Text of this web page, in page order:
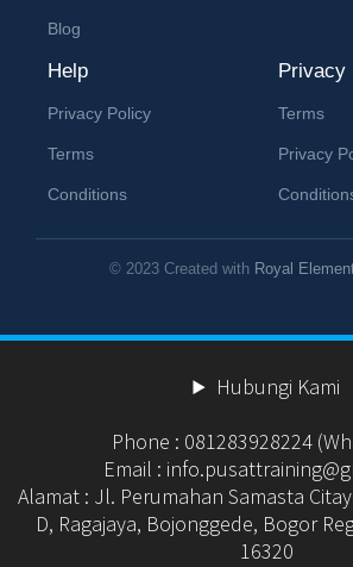
Blog
Help
Privacy Policy
Terms
Conditions
Privacy
Terms
Privacy
© 2023 Created with Royal
Hubungi Kami
Phone : 081283928224
Email :
Alamat : Jl. Perumahan Samasta
D, Ragajaya, Bojonggede, Bogor
16320